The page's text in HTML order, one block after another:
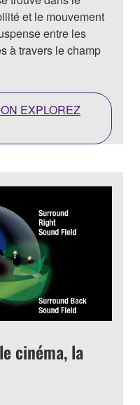
et le mouvement
entre les
à travers le champ
EXPLOREZ
cinéma, la